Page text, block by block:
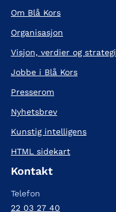
Om Blå Kors
Organisasjon
Visjon, verdier og strategi
Jobbe i Blå Kors
Presserom
Nyhetsbrev
Kunstig intelligens
HTML sidekart
Kontakt
Telefon
22 03 27 40